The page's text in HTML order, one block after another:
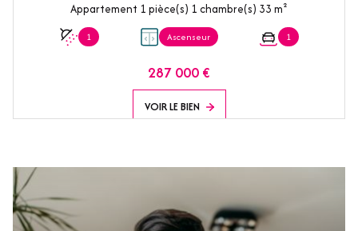
Appartement 1 pièce(s) 1 chambre(s) 33 m²
1 Ascenseur 1
287 000 €
VOIR LE BIEN